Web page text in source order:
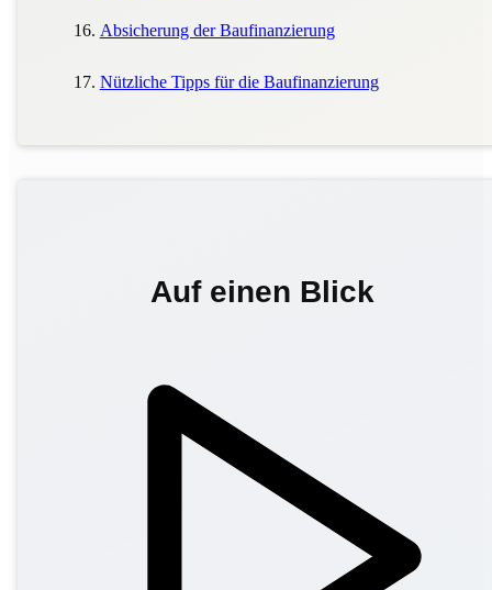
Absicherung der Baufinanzierung
Nützliche Tipps für die Baufinanzierung
Auf einen Blick